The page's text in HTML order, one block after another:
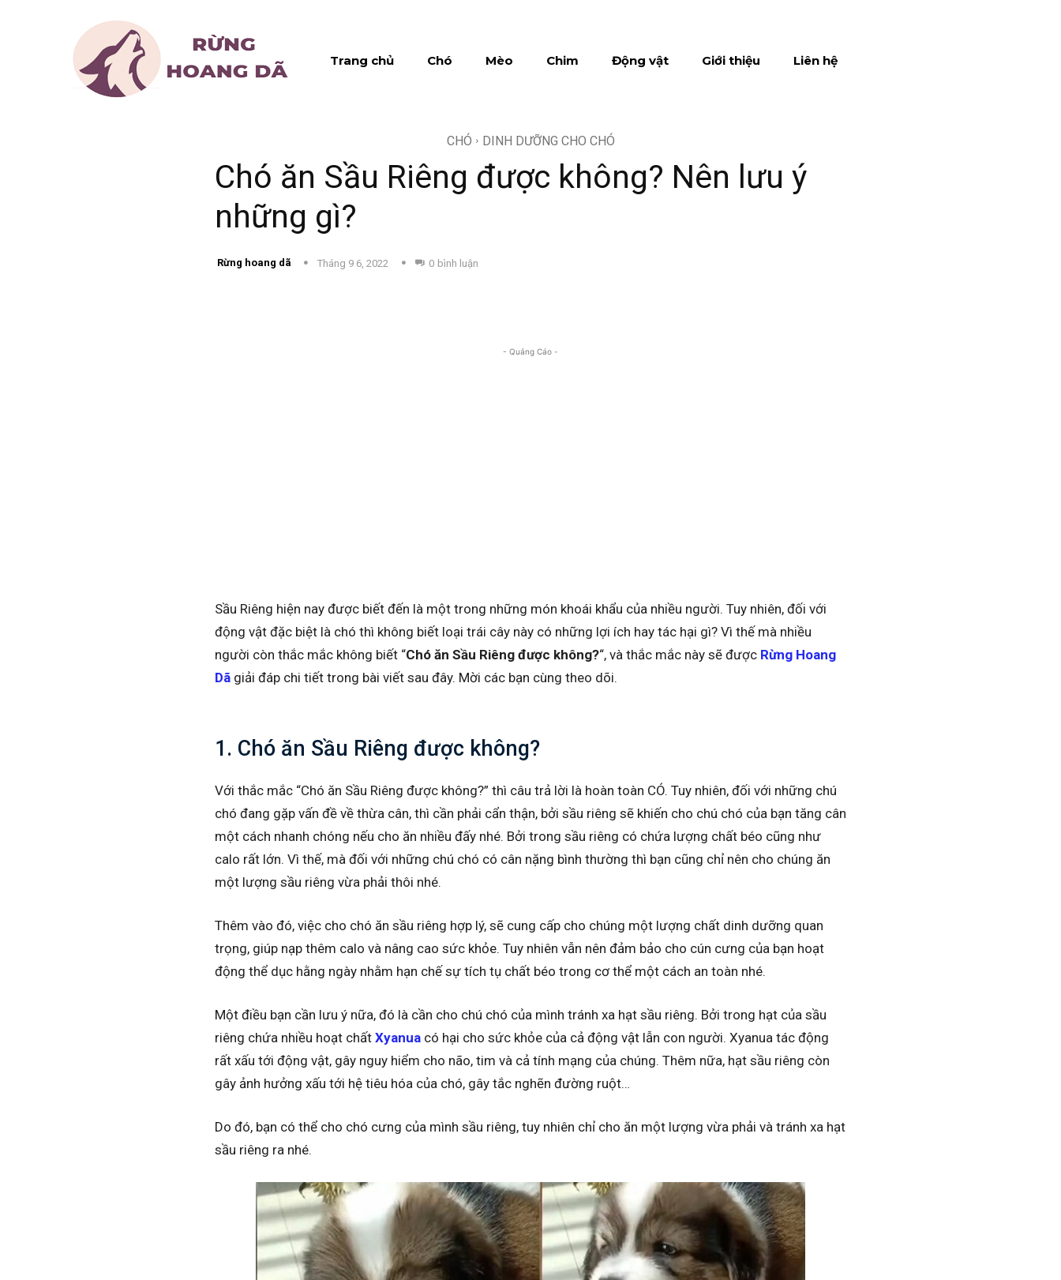
Trang chủ Chó Mèo Chim Động vật Giới thiệu Liên hệ
CHÓ DINH DƯỠNG CHO CHÓ
Chó ăn Sầu Riêng được không? Nên lưu ý
những gì?
Rừng hoang dã Tháng 9 6, 2022 0 bình luận
- Quảng Cáo -
Sầu Riêng hiện nay được biết đến là một trong những món khoái khẩu của nhiều người. Tuy nhiên, đối với
động vật đặc biệt là chó thì không biết loại trái cây này có những lợi ích hay tác hại gì? Vì thế mà nhiều
người còn thắc mắc không biết “Chó ăn Sầu Riêng được không?“, và thắc mắc này sẽ được Rừng Hoang
Dã giải đáp chi tiết trong bài viết sau đây. Mời các bạn cùng theo dõi.
1. Chó ăn Sầu Riêng được không?
Với thắc mắc “Chó ăn Sầu Riêng được không?” thì câu trả lời là hoàn toàn CÓ. Tuy nhiên, đối với những chú
chó đang gặp vấn đề về thừa cân, thì cần phải cẩn thận, bởi sầu riêng sẽ khiến cho chú chó của bạn tăng cân
một cách nhanh chóng nếu cho ăn nhiều đấy nhé. Bởi trong sầu riêng có chứa lượng chất béo cũng như
calo rất lớn. Vì thế, mà đối với những chú chó có cân nặng bình thường thì bạn cũng chỉ nên cho chúng ăn
một lượng sầu riêng vừa phải thôi nhé.
Thêm vào đó, việc cho chó ăn sầu riêng hợp lý, sẽ cung cấp cho chúng một lượng chất dinh dưỡng quan
trọng, giúp nạp thêm calo và nâng cao sức khỏe. Tuy nhiên vẫn nên đảm bảo cho cún cưng của bạn hoạt
động thể dục hằng ngày nhằm hạn chế sự tích tụ chất béo trong cơ thể một cách an toàn nhé.
Một điều bạn cần lưu ý nữa, đó là cần cho chú chó của mình tránh xa hạt sầu riêng. Bởi trong hạt của sầu
riêng chứa nhiều hoạt chất Xyanua có hại cho sức khỏe của cả động vật lẫn con người. Xyanua tác động
rất xấu tới động vật, gây nguy hiểm cho não, tim và cả tính mạng của chúng. Thêm nữa, hạt sầu riêng còn
gây ảnh hưởng xấu tới hệ tiêu hóa của chó, gây tắc nghẽn đường ruột…
Do đó, bạn có thể cho chó cưng của mình sầu riêng, tuy nhiên chỉ cho ăn một lượng vừa phải và tránh xa hạt
sầu riêng ra nhé.